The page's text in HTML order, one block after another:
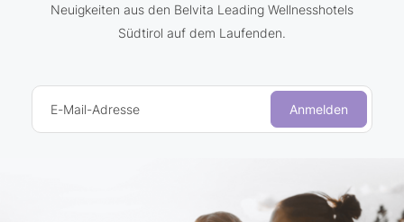
Neuigkeiten aus den Belvita Leading Wellnesshotels
Südtirol auf dem Laufenden.
E-Mail-Adresse Anmelden